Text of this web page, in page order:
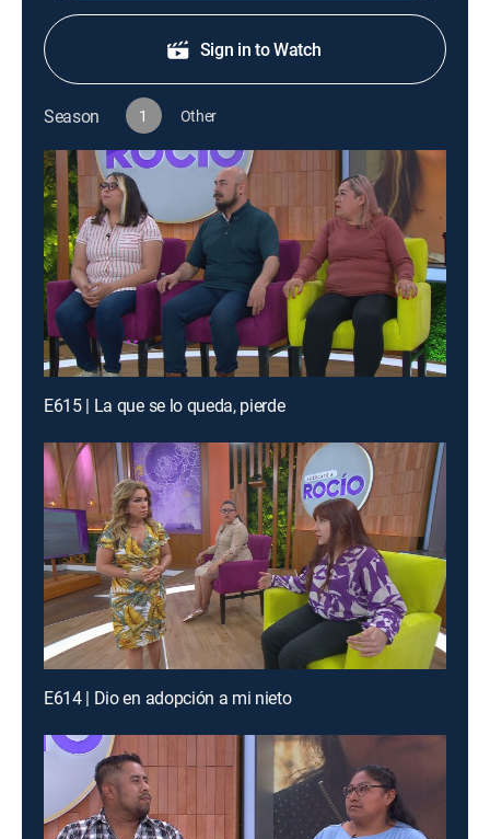
Sign in to Watch
Season 1 Other
E615 | La que se lo queda, pierde
E614 | Dio en adopción a mi nieto